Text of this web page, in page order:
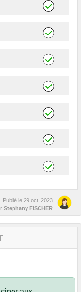
Publié le 29 oct. 2023
Stephany FISCHER